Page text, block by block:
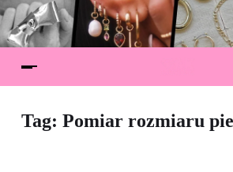
Tag: Pomiar rozmiaru